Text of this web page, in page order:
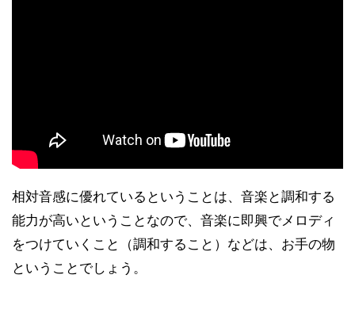
相対音感に優れているということは、音楽と調和する
能力が高いということなので、音楽に即興でメロディ
をつけていくこと（調和すること）などは、お手の物
ということでしょう。